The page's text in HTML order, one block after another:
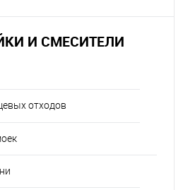
И СМЕСИТЕЛИ
отходов